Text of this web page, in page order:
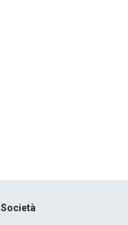
Società